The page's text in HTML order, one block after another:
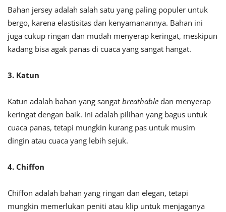
Bahan jersey adalah salah satu yang paling populer untuk
bergo, karena elastisitas dan kenyamanannya. Bahan ini
juga cukup ringan dan mudah menyerap keringat, meskipun
kadang bisa agak panas di cuaca yang sangat hangat.
3. Katun
Katun adalah bahan yang sangat breathable dan menyerap
keringat dengan baik. Ini adalah pilihan yang bagus untuk
cuaca panas, tetapi mungkin kurang pas untuk musim
dingin atau cuaca yang lebih sejuk.
4. Chiffon
Chiffon adalah bahan yang ringan dan elegan, tetapi
mungkin memerlukan peniti atau klip untuk menjaganya